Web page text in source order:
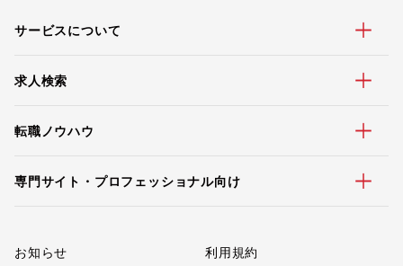
サービスについて
求人検索
転職ノウハウ
専門サイト・プロフェッショナル向け
お知らせ 利用規約